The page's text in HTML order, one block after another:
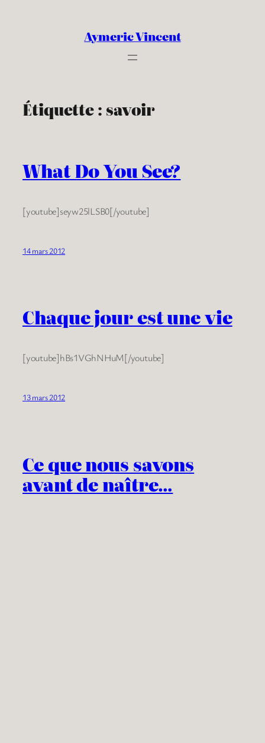
Aymeric Vincent
Étiquette : savoir
What Do You See?
[youtube]seyw25lLSB0[/youtube]
14 mars 2012
Chaque jour est une vie
[youtube]hBs1VGhNHuM[/youtube]
13 mars 2012
Ce que nous savons
avant de naître…